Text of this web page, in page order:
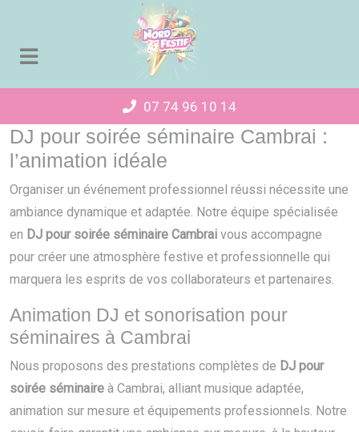
07 74 96 10 14
DJ pour soirée séminaire Cambrai :
l’animation idéale
Organiser un événement professionnel réussi nécessite une
ambiance dynamique et adaptée. Notre équipe spécialisée
en DJ pour soirée séminaire Cambrai vous accompagne
pour créer une atmosphère festive et professionnelle qui
marquera les esprits de vos collaborateurs et partenaires.
Animation DJ et sonorisation pour
séminaires à Cambrai
Nous proposons des prestations complètes de DJ pour
soirée séminaire à Cambrai, alliant musique adaptée,
animation sur mesure et équipements professionnels. Notre
Panneau de gestion des cookies